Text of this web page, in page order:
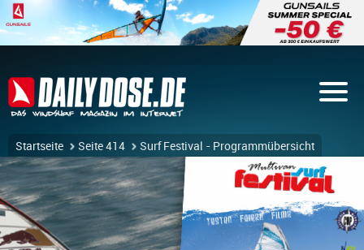
Startseite Seite 414 Surf Festival - Programmübersicht